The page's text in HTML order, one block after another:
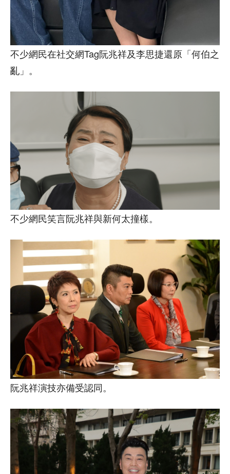
不少網民在社交網Tag阮兆祥及李思捷還原「何伯之
亂」。
不少網民笑言阮兆祥與新何太撞樣。
阮兆祥演技亦備受認同。